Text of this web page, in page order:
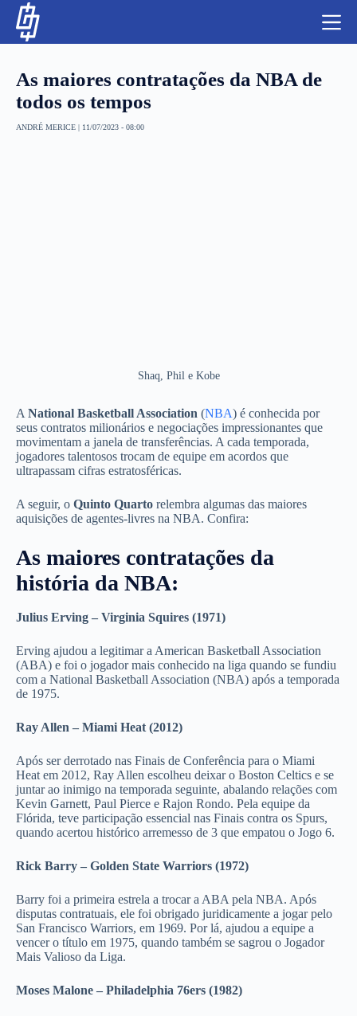
As maiores contratações da NBA de
todos os tempos
ANDRÉ MERICE | 11/07/2023 - 08:00
Shaq, Phil e Kobe
A National Basketball Association (NBA) é conhecida por
seus contratos milionários e negociações impressionantes que
movimentam a janela de transferências. A cada temporada,
jogadores talentosos trocam de equipe em acordos que
ultrapassam cifras estratosféricas.
A seguir, o Quinto Quarto relembra algumas das maiores
aquisições de agentes-livres na NBA. Confira:
As maiores contratações da
história da NBA:
Julius Erving – Virginia Squires (1971)
Erving ajudou a legitimar a American Basketball Association
(ABA) e foi o jogador mais conhecido na liga quando se fundiu
com a National Basketball Association (NBA) após a temporada
de 1975.
Ray Allen – Miami Heat (2012)
Após ser derrotado nas Finais de Conferência para o Miami
Heat em 2012, Ray Allen escolheu deixar o Boston Celtics e se
juntar ao inimigo na temporada seguinte, abalando relações com
Kevin Garnett, Paul Pierce e Rajon Rondo. Pela equipe da
Flórida, teve participação essencial nas Finais contra os Spurs,
quando acertou histórico arremesso de 3 que empatou o Jogo 6.
Rick Barry – Golden State Warriors (1972)
Barry foi a primeira estrela a trocar a ABA pela NBA. Após
disputas contratuais, ele foi obrigado juridicamente a jogar pelo
San Francisco Warriors, em 1969. Por lá, ajudou a equipe a
vencer o título em 1975, quando também se sagrou o Jogador
Mais Valioso da Liga.
Moses Malone – Philadelphia 76ers (1982)